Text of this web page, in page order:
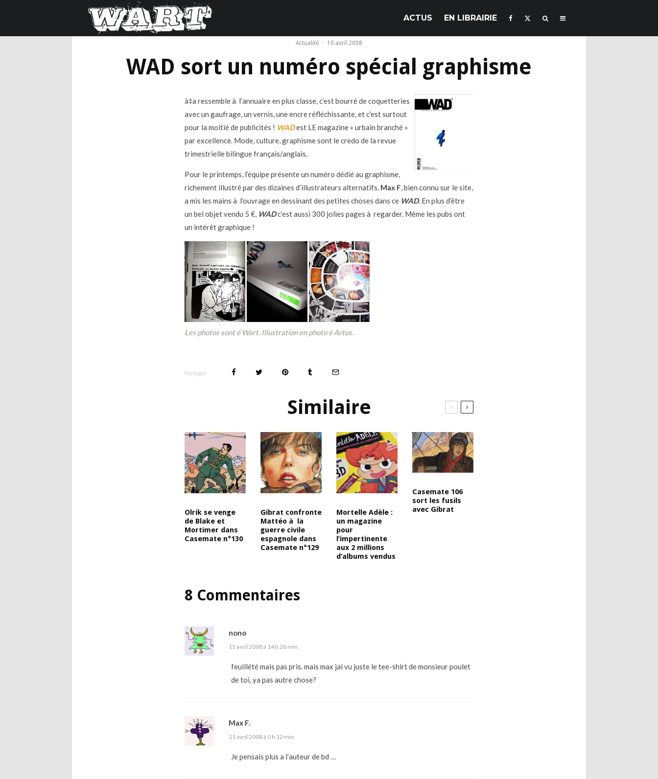
ACTUS EN LIBRAIRIE
Actualité · 10 avril 2008
WAD sort un numéro spécial graphisme
à‡a ressemble à l’annuaire en plus classe, c’est bourré de coquetteries
avec un gaufrage, un vernis, une encre réfléchissante, et c’est surtout
pour la moitié de publicités ! WADest LE magazine « urbain branché »
par excellence. Mode, culture, graphisme sont le credo de la revue
trimestrielle bilingue français/anglais.
Pour le printemps, l’équipe présente un numéro dédié au graphisme,
richement illustré par des dizaines d’illustrateurs alternatifs. Max F, bien connu sur le site,
a mis les mains à l’ouvrage en dessinant des petites choses dans ce WAD. En plus d’être
un bel objet vendu 5 €, WADc’est aussi 300 jolies pages à regarder. Même les pubs ont
un intérêt graphique !
Les photos sont é Wart. Illustration en photoé Artus.
Partager
Similaire
Olrik se venge
de Blake et
Mortimer dans
Casemate n°130
Gibrat confronte
Mattéo à la
guerre civile
espagnole dans
Casemate n°129
Mortelle Adèle :
un magazine
pour
l’impertinente
aux 2 millions
d’albums vendus
Casemate 106
sort les fusils
avec Gibrat
8 Commentaires
nono
15 avril 2008 à 14 h 28 min
feuillété mais pas pris. mais max jai vu juste le tee-shirt de monsieur poulet
de toi, ya pas autre chose?
Max F.
11 avril 2008 à 0 h 12 min
Je pensais plus a l’auteur de bd …